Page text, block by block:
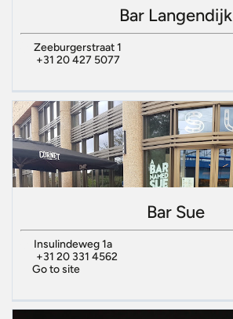
Bar Langendijk
Zeeburgerstraat 1
+31 20 427 5077
Bar Sue
Insulindeweg 1a
+31 20 331 4562
Go to site